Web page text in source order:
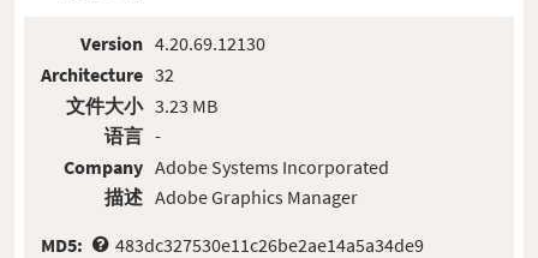
Version
Architecture
文件大小
语言
Company
描述
4.20.69.12130
32
3.23 MB
-
Adobe Systems Incorporated
Adobe Graphics Manager
MD5:
483dc327530e11c26be2ae14a5a34de9